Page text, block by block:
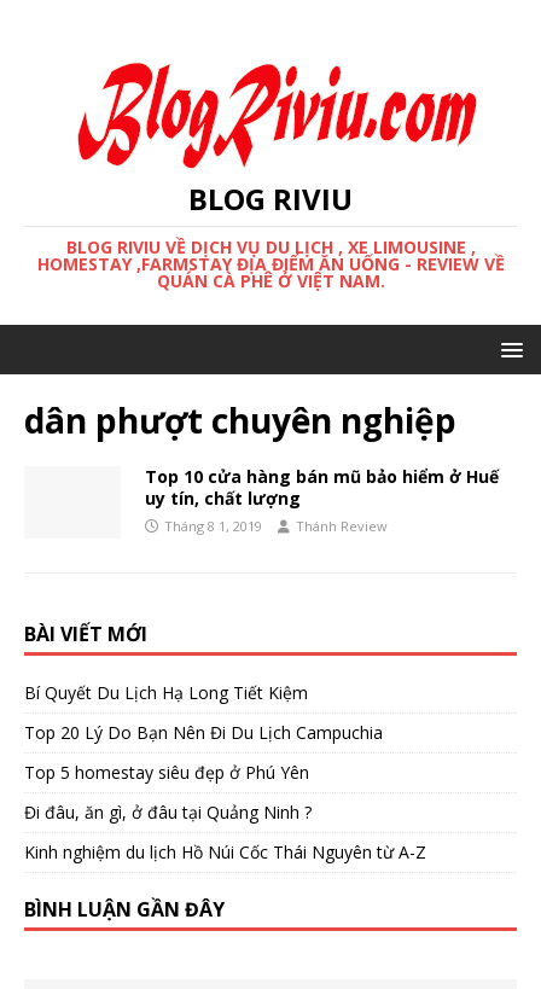
BLOG RIVIU
BLOG RIVIU VỀ DỊCH VỤ DU LỊCH , XE LIMOUSINE ,
HOMESTAY ,FARMSTAY ĐỊA ĐIỂM ĂN UỐNG - REVIEW VỀ
QUÁN CÀ PHÊ Ở VIỆT NAM.
dân phượt chuyên nghiệp
Top 10 cửa hàng bán mũ bảo hiểm ở Huế
uy tín, chất lượng
Tháng 8 1, 2019 Thánh Review
BÀI VIẾT MỚI
Bí Quyết Du Lịch Hạ Long Tiết Kiệm
Top 20 Lý Do Bạn Nên Đi Du Lịch Campuchia
Top 5 homestay siêu đẹp ở Phú Yên
Đi đâu, ăn gì, ở đâu tại Quảng Ninh ?
Kinh nghiệm du lịch Hồ Núi Cốc Thái Nguyên từ A-Z
BÌNH LUẬN GẦN ĐÂY